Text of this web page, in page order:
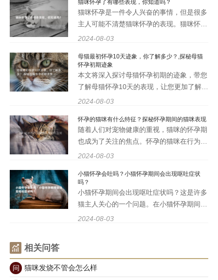
症状。吐出的黄水可能是胆汁的成分，也可
能是消化不良引起
猫咪怀孕了有哪些表现，你知道吗？
猫咪怀孕是一件令人兴奋的事情，但是很多
主人可能不清楚猫咪怀孕的表现。猫咪怀孕
的表现可以从多个方面来观察和了解，比如
一下猫咪怀孕了有哪些表现。 2、食欲增加
怀孕的猫咪通
2024-08-03
母猫最初怀孕10天迹象，你了解多少？,探秘母猫
怀孕初期迹象
本文将深入探讨母猫怀孕初期的迹象，带您
了解母猫怀孕10天的表现，让您更加了解母
猫的生理变化。将从母猫怀孕初期的行为变
绍，帮助您更好地照顾孕期的母猫。如果您
是一位爱猫人士，一
2024-08-03
怀孕的猫咪有什么特征？探秘怀孕期间的猫咪表现
随着人们对宠物健康的重视，猫咪的怀孕期
也成为了关注的焦点。怀孕的猫咪在行为、
生理和外貌上都会有一些特征，让我们一起
出现食欲增加的情况，它们可能会更加渴望
食物，吃得更多。
2024-08-03
小猫怀孕会吐吗？小猫怀孕期间会出现呕吐症状
吗？
小猫怀孕期间会出现呕吐症状吗？这是许多
猫主人关心的一个问题。在小猫怀孕期间，
它们的身体会经历一系列变化，其中包括激
2024-08-03
相关问答
问 猫咪发烧不管会怎么样